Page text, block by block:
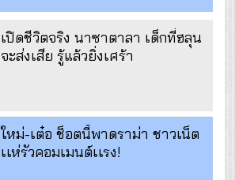
เปิดชีวิตจริง นาซาตาลา เด็กที่ฮลุน
จะส่งเสีย รู้แล้วยิ่งเศร้า
ใหม่-เต๋อ ช็อตนี้พาดราม่า ชาวเน็ต
เเห่รัวคอมเมนต์เเรง!